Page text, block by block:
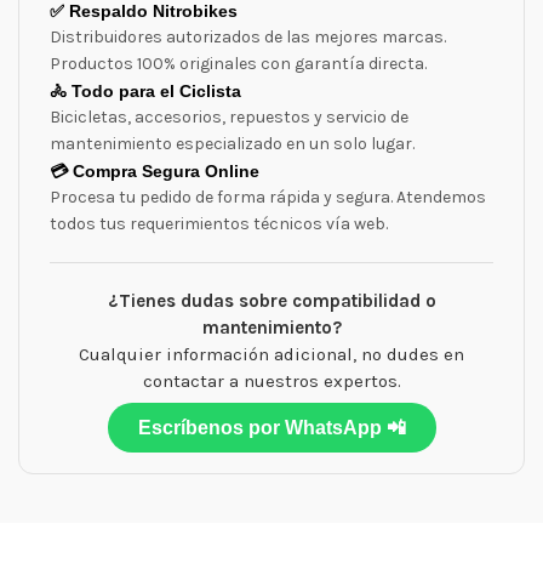
✅ Respaldo Nitrobikes
Distribuidores autorizados de las mejores marcas.
Productos 100% originales con garantía directa.
🚴 Todo para el Ciclista
Bicicletas, accesorios, repuestos y servicio de
mantenimiento especializado en un solo lugar.
💳 Compra Segura Online
Procesa tu pedido de forma rápida y segura. Atendemos
todos tus requerimientos técnicos vía web.
¿Tienes dudas sobre compatibilidad o
mantenimiento?
Cualquier información adicional, no dudes en
contactar a nuestros expertos.
Escríbenos por WhatsApp 📲